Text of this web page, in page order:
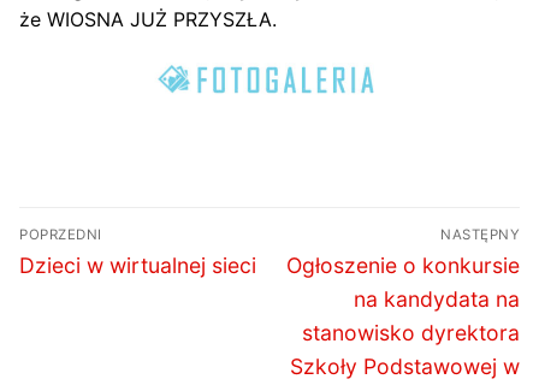
że WIOSNA JUŻ PRZYSZŁA.
Nawigacja
wpisu
POPRZEDNI
Poprzedni
Dzieci w wirtualnej sieci
NASTĘPNY
Następny
Ogłoszenie o konkursie
na kandydata na
stanowisko dyrektora
Szkoły Podstawowej w